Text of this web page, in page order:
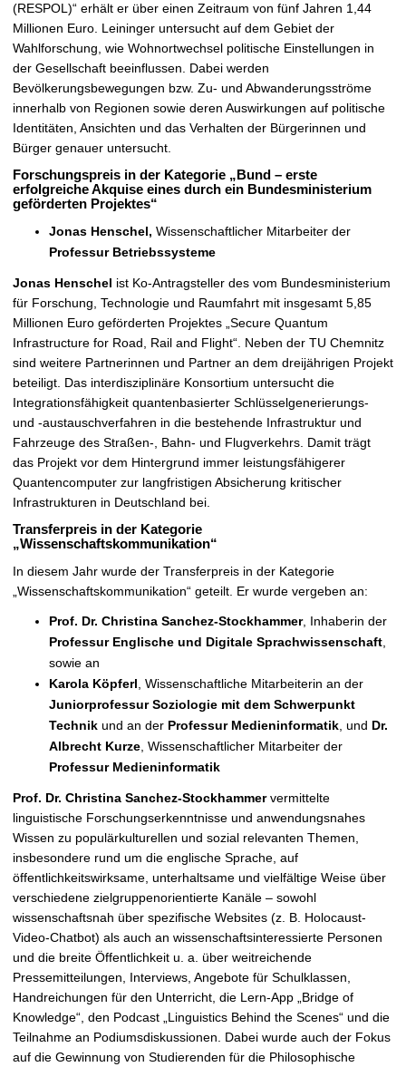
(RESPOL)“ erhält er über einen Zeitraum von fünf Jahren 1,44
Millionen Euro. Leininger untersucht auf dem Gebiet der
Wahlforschung, wie Wohnortwechsel politische Einstellungen in
der Gesellschaft beeinflussen. Dabei werden
Bevölkerungsbewegungen bzw. Zu- und Abwanderungsströme
innerhalb von Regionen sowie deren Auswirkungen auf politische
Identitäten, Ansichten und das Verhalten der Bürgerinnen und
Bürger genauer untersucht.
Forschungspreis in der Kategorie „Bund – erste
erfolgreiche Akquise eines durch ein Bundesministerium
geförderten Projektes“
Jonas Henschel, Wissenschaftlicher Mitarbeiter der
Professur Betriebssysteme
Jonas Henschel ist Ko-Antragsteller des vom Bundesministerium
für Forschung, Technologie und Raumfahrt mit insgesamt 5,85
Millionen Euro geförderten Projektes „Secure Quantum
Infrastructure for Road, Rail and Flight“. Neben der TU Chemnitz
sind weitere Partnerinnen und Partner an dem dreijährigen Projekt
beteiligt. Das interdisziplinäre Konsortium untersucht die
Integrationsfähigkeit quantenbasierter Schlüsselgenerierungs-
und -austauschverfahren in die bestehende Infrastruktur und
Fahrzeuge des Straßen-, Bahn- und Flugverkehrs. Damit trägt
das Projekt vor dem Hintergrund immer leistungsfähigerer
Quantencomputer zur langfristigen Absicherung kritischer
Infrastrukturen in Deutschland bei.
Transferpreis in der Kategorie
„Wissenschaftskommunikation“
In diesem Jahr wurde der Transferpreis in der Kategorie
„Wissenschaftskommunikation“ geteilt. Er wurde vergeben an:
Prof. Dr. Christina Sanchez-Stockhammer, Inhaberin der
Professur Englische und Digitale Sprachwissenschaft
sowie an
Karola Köpferl Wissenschaftliche Mitarbeiterin an der
Juniorprofessur Soziologie mit dem Schwerpunkt
Technik und an der Professur Medieninformatik , und Dr.
Albrecht Kurze , Wissenschaftlicher Mitarbeiter der
Professur Medieninformatik
Prof. Dr. Christina Sanchez-Stockhammervermittelte
linguistische Forschungserkenntnisse und anwendungsnahes
Wissen zu populärkulturellen und sozial relevanten Themen,
insbesondere rund um die englische Sprache, auf
öffentlichkeitswirksame, unterhaltsame und vielfältige Weise über
verschiedene zielgruppenorientierte Kanäle – sowohl
wissenschaftsnah über spezifische Websites (z. B. Holocaust-
Video-Chatbot) als auch an wissenschaftsinteressierte Personen
und die breite Öffentlichkeit u. a. über weitreichende
Pressemitteilungen, Interviews, Angebote für Schulklassen,
Handreichungen für den Unterricht, die Lern-App „Bridge of
Knowledge“, den Podcast „Linguistics Behind the Scenes“ und die
Teilnahme an Podiumsdiskussionen. Dabei wurde auch der Fokus
auf die Gewinnung von Studierenden für die Philosophische